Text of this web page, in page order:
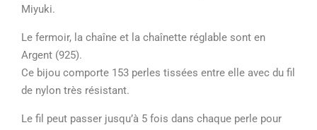
Miyuki.
Le fermoir, la chaîne et la chaînette réglable sont en
Argent (925).
Ce bijou comporte 153 perles tissées entre elle avec du fil
de nylon très résistant.
Le fil peut passer jusqu’à 5 fois dans chaque perle pour